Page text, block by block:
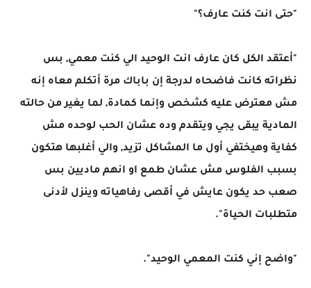
"حتى انت كنت عارف؟"
"أعتقد الكل كان عارف انت الوحيد الي كنت معمي, بس
نظراته كانت فاضحاه لدرجة إن باباك مرة أتكلم معاه إنه
مش معترض عليه كشخص وإنما كمادة, لما يغير من حالته
المادية يبقى يجي ويتقدم وده عشان الحب لوحده مش
كفاية وهيختفي أول ما المشاكل تزيد, والي أغلبها هتكون
بسبب الفلوس مش عشان طمع او انهم ماديين بس
صعب حد يكون عايش في أقصى رفاهياته وينزل لأدنى
متطلبات الحياة".
"واضح إني كنت المعمي الوحيد".